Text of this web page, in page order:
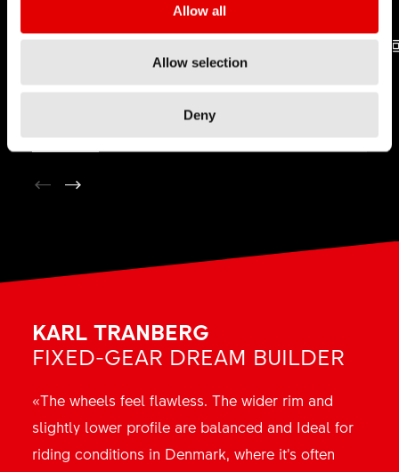
Allow all
Allow selection
Deny
KARL TRANBERG
FIXED-GEAR DREAM BUILDER
«The wheels feel flawless. The wider rim and
slightly lower profile are balanced and Ideal for
riding conditions in Denmark, where it’s often
KAI LUGE
FIXED-GEAR RACER
«[...] der neue TRC 1400 Laufradsatz ist eine
Wucht. Die Optik wirkt rudimentärer, das Design
schlichter und noch zeitloser als davor. Einmal